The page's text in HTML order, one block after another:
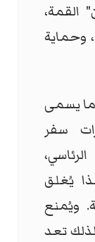
القمة،
وحماية
ما يسمى
سفر
يُغلق
ويُمنع
تعد